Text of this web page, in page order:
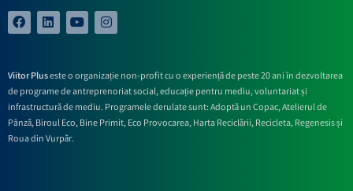
Viitor Pluseste o organizație non-profit cu o experiență de peste 20 ani în dezvoltarea
de programe de antreprenoriat social, educație pentru mediu, voluntariat și
infrastructură de mediu. Programele derulate sunt: Adoptă un Copac, Atelierul de
Pânză,Biroul Eco,Bine Primit,Eco Provocarea,Harta Reciclării,Recicleta, Regenesis și
Roua din Vurpăr.